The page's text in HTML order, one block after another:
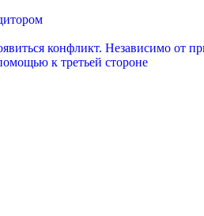
конфликт. Независимо от
к третьей стороне